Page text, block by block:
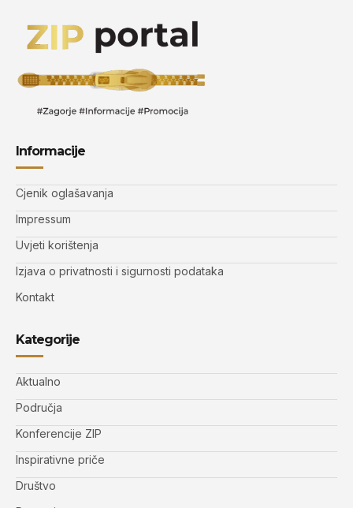
Informacije
Cjenik oglašavanja
Impressum
Uvjeti korištenja
Izjava o privatnosti i sigurnosti podataka
Kontakt
Kategorije
Aktualno
Područja
Konferencije ZIP
Inspirativne priče
Društvo